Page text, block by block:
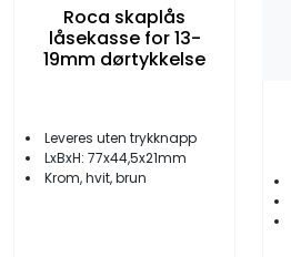
Roca skaplås
låsekasse for 13-
19mm dørtykkelse
Leveres uten trykknapp
LxBxH: 77x44,5x21mm
Krom, hvit, brun